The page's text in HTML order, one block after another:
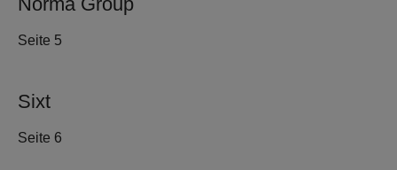
Seite 5
Sixt
Seite 6